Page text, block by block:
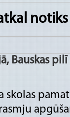
Bauskas
skolas